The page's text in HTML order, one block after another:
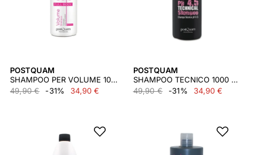
POSTQUAM
SHAMPOO PER VOLUME 1000 ML.
49,90 €
-31% 34,90 €
POSTQUAM
SHAMPOO TECNICO 1000 ML.
49,90 €
-31% 34,90 €